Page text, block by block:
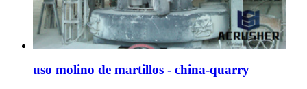
uso molino de martillos - china-quarry